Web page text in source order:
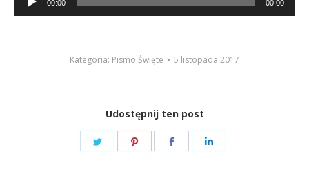
plików
00:00 00:00
Kategoria: Pismo Święte 5 listopada 2017
Udostępnij ten post
Share
Share
Share